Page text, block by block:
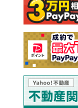
売却査定